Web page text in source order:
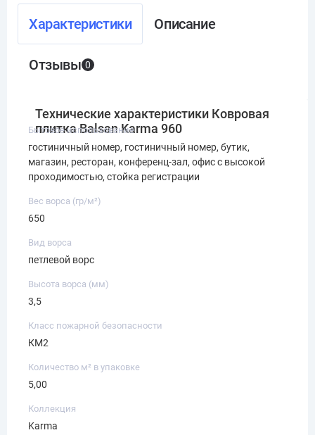
Характеристики Описание
Отзывы 0
Технические характеристики Ковровая
плитка Balsan Karma 960
Бытовое использование
гостиничный номер, гостиничный номер, бутик,
магазин, ресторан, конференц-зал, офис с высокой
проходимостью, стойка регистрации
Вес ворса (гр/м²)
650
Вид ворса
петлевой ворс
Высота ворса (мм)
3,5
Класс пожарной безопасности
КМ2
Количество м² в упаковке
5,00
Коллекция
Karma